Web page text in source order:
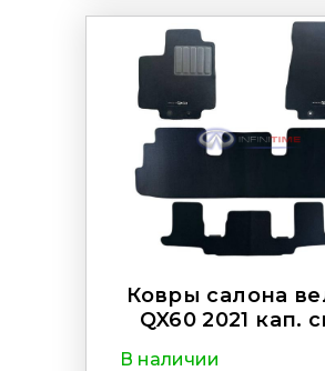
Ковры салона
QX60 2021 кап.
В наличии